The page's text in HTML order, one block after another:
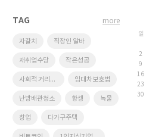
TAG
자걀치 직장인 알바
재취업수당 작은성공
사회적 거리두기 임대차보호법
난방배관청소 항셍 녹물
창업 다가구주택
more
일
2
9
16
23
30